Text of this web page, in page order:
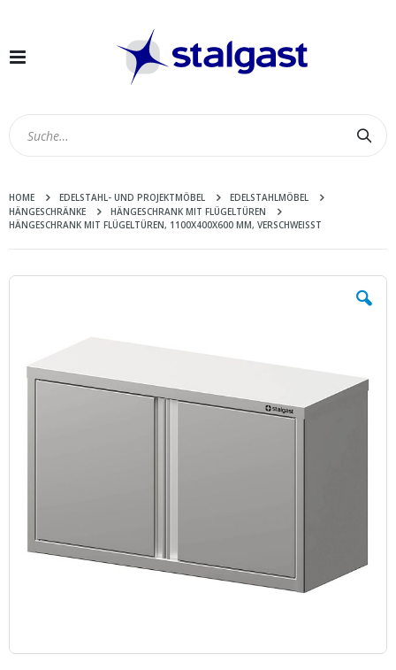
Navigation
HOME EDELSTAHL- UND PROJEKTMÖBEL
EDELSTAHLMÖBEL
HÄNGESCHRÄNKE
HÄNGESCHRANK MIT FLÜGELTÜREN
HÄNGESCHRANK MIT FLÜGELTÜREN, 1100X400X600 MM, VERSCHWEISST
Zum